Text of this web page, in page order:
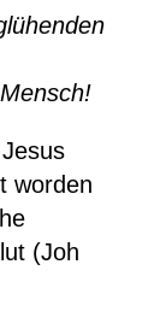
worden
(Joh